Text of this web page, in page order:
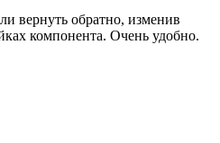
вернуть обратно, изменив
компонента. Очень удобно.